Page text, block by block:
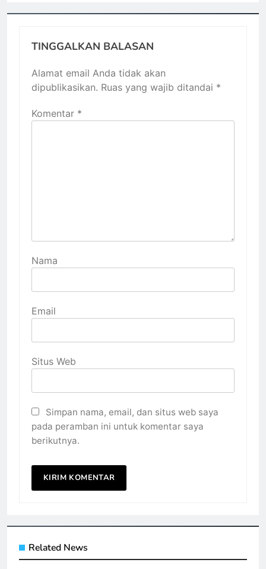
TINGGALKAN BALASAN
Alamat email Anda tidak akan
dipublikasikan. Ruas yang wajib ditandai *
Komentar *
Nama
Email
Situs Web
Simpan nama, email, dan situs web saya
pada peramban ini untuk komentar saya
berikutnya.
Related News